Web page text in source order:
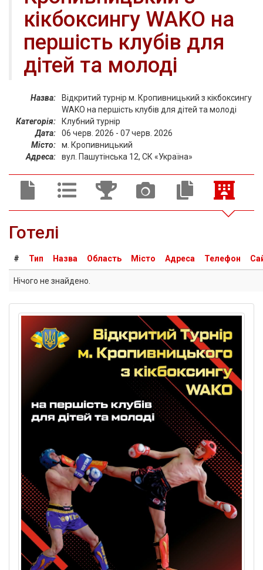
кікбоксингу WAKO на
першість клубів для
дітей та молоді
Назва:
Відкритий турнір м. Кропивницький з кікбоксингу
WAKO на першість клубів для дітей та молоді
Категорія:
Клубний турнір
Дата:
06 черв. 2026 - 07 черв. 2026
Місто:
м. Кропивницький
Адреса:
вул. Пашутінська 12, СК «Україна»
Готелі
# Тип Назва Область Місто Адреса Телефон
Нічого не знайдено.